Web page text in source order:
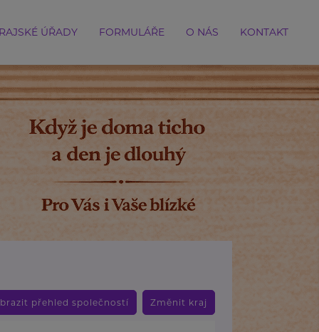
ÚŘADY FORMULÁŘE O NÁS KONTAKT
přehled společností Změnit kraj